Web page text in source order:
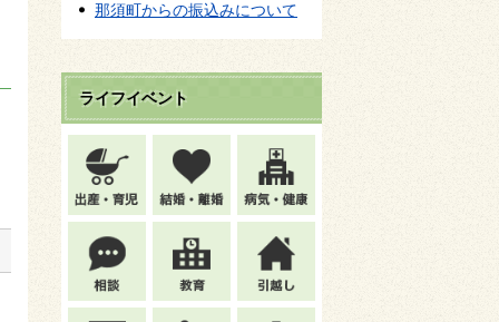
那須町からの振込みについて
ライフイベント